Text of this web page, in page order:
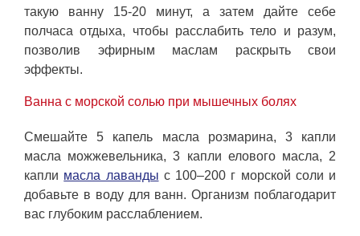
такую ванну 15-20 минут, а затем дайте себе
полчаса отдыха, чтобы расслабить тело и разум,
позволив эфирным маслам раскрыть свои
эффекты.
Ванна с морской солью при мышечных болях
Смешайте 5 капель масла розмарина, 3 капли
масла можжевельника, 3 капли елового масла, 2
капли масла лаванды с 100–200 г морской соли и
добавьте в воду для ванн. Организм поблагодарит
вас глубоким расслаблением.